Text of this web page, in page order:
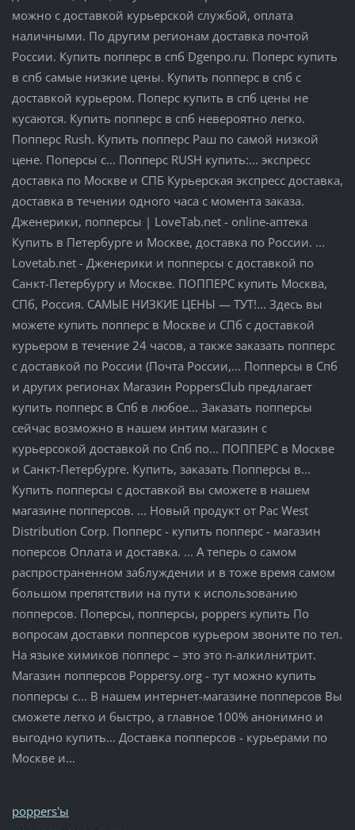
можно с доставкой курьерской службой, оплата
наличными. По другим регионам доставка почтой
России. Купить попперс в спб Dgenpo.ru. Поперс купить
в спб самые низкие цены. Купить попперс в спб с
доставкой курьером. Поперс купить в спб цены не
кусаются. Купить попперс в спб невероятно легко.
Попперс Rush. Купить попперс Раш по самой низкой
цене. Поперсы с... Попперс RUSH купить:... экспресс
доставка по Москве и СПБ Курьерская экспресс доставка,
доставка в течении одного часа с момента заказа.
Дженерики, попперсы | LoveTab.net - online-аптека
Купить в Петербурге и Москве, доставка по России. ...
Lovetab.net - Дженерики и попперсы с доставкой по
Санкт-Петербургу и Москве. ПОППЕРС купить Москва,
СПб, Россия. САМЫЕ НИЗКИЕ ЦЕНЫ — ТУТ!... Здесь вы
можете купить попперс в Москве и СПб с доставкой
курьером в течение 24 часов, а также заказать попперс
с доставкой по России (Почта России,... Попперсы в Спб
и других регионах Магазин PoppersClub предлагает
купить попперс в Спб в любое... Заказать попперсы
сейчас возможно в нашем интим магазин с
курьерсокой доставкой по Спб по... ПОППЕРС в Москве
и Санкт-Петербурге. Купить, заказать Попперсы в...
Купить попперсы с доставкой вы сможете в нашем
магазине попперсов. ... Новый продукт от Pac West
Distribution Corp. Попперс - купить попперс - магазин
поперсов Оплата и доставка. ... А теперь о самом
распространенном заблуждении и в тоже время самом
большом препятствии на пути к использованию
попперсов. Поперсы, попперсы, poppers купить По
вопросам доставки попперсов курьером звоните по тел.
На языке химиков попперс – это это n-алкилнитрит.
Магазин попперсов Poppersy.org - тут можно купить
попперсы с... В нашем интернет-магазине попперсов Вы
сможете легко и быстро, а главное 100% анонимно и
выгодно купить... Доставка попперсов - курьерами по
Москве и...
poppers'ы